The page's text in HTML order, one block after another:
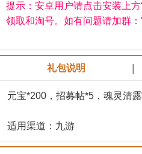
提示：安卓用户请点击安装上
领取和淘号。如有问题请加群：
礼包说明
元宝*200，招募帖*5，魂灵清
适用渠道：九游